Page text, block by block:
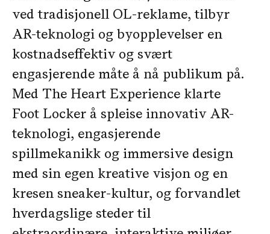
ved tradisjonell OL-reklame, tilbyr
AR-teknologi og byopplevelser en
kostnadseffektiv og svært
engasjerende måte å nå publikum på.
Med The Heart Experience klarte
Foot Locker å spleise innovativ AR-
teknologi, engasjerende
spillmekanikk og immersive design
med sin egen kreative visjon og en
kresen sneaker-kultur, og forvandlet
hverdagslige steder til